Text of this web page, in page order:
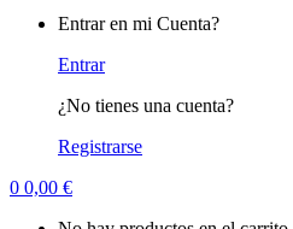
Entrar en mi Cuenta?
Entrar
¿No tienes una cuenta?
Registrarse
0 0,00 €